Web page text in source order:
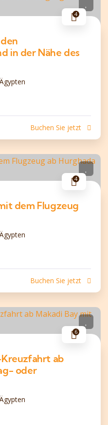
4
in der Nähe des
Buchen Sie jetzt
4
dem Flugzeug
Buchen Sie jetzt
6
ab
oder